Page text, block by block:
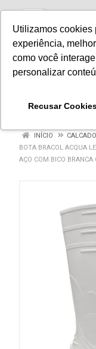
Utilizamos cookies
experiência,
como você
personalizar
Recusar
INÍCIO
BOTA BRACOL ACQUA
AÇO COM BICO BRANCA